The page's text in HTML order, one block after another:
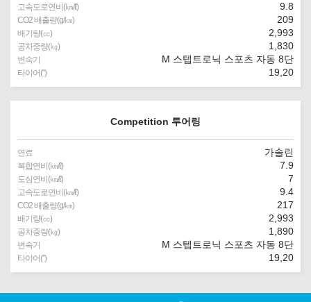
고속도로연비(㎞/ℓ) 9.8
CO2 배출량(g/㎞) 209
배기량(㏄) 2,993
공차중량(㎏) 1,830
변속기 M 스텝트로닉 스포츠 자동 8단
타이어(″) 19,20
Competition 투어링
연료 가솔린
복합연비(㎞/ℓ) 7.9
도심연비(㎞/ℓ) 7
고속도로연비(㎞/ℓ) 9.4
CO2 배출량(g/㎞) 217
배기량(㏄) 2,993
공차중량(㎏) 1,890
변속기 M 스텝트로닉 스포츠 자동 8단
타이어(″) 19,20